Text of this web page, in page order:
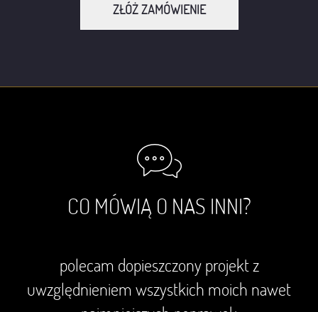
ZŁÓŻ ZAMÓWIENIE
CO MÓWIĄ O NAS INNI?
polecam dopieszczony projekt z
uwzględnieniem wszystkich moich nawet